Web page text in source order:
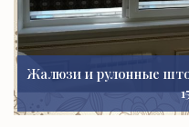
Жалюзи и рулонные